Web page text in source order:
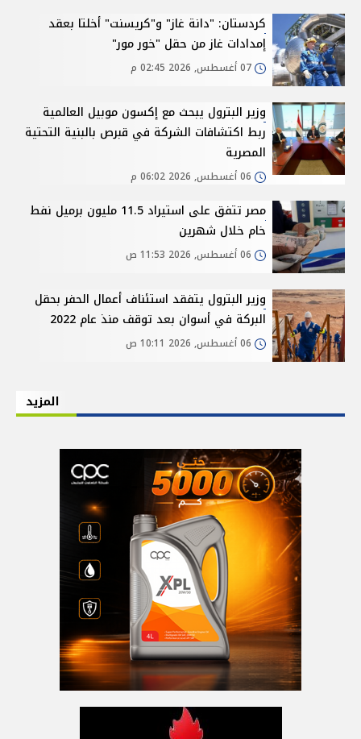
كردستان: "دانة غاز" و"كريسنت" أخلتا بعقد
إمدادات غاز من حقل "خور مور"
وزير البترول يبحث مع إكسون موبيل العالمية
ربط اكتشافات الشركة في قبرص بالبنية التحتية
المصرية
مصر تتفق على استيراد 11.5 مليون برميل نفط
خام خلال شهرين
وزير البترول يتفقد استئناف أعمال الحفر بحقل
البركة في أسوان بعد توقف منذ عام 2022
المزيد